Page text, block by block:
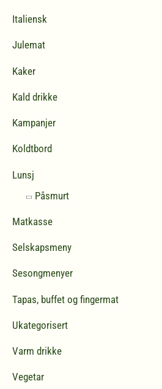
Italiensk
Julemat
Kaker
Kald drikke
Kampanjer
Koldtbord
Lunsj
Påsmurt
Matkasse
Selskapsmeny
Sesongmenyer
Tapas, buffet og fingermat
Ukategorisert
Varm drikke
Vegetar